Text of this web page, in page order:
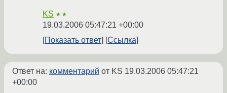
KS ★★
19.03.2006 05:47:21 +00:00
Показать ответ
Ссылка
Ответ на: комментарий от KS 19.03.2006 05:47:21
+00:00